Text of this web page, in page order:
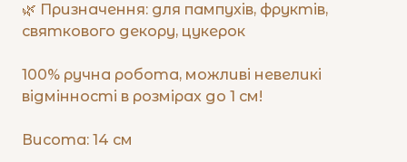
🌿 Призначення: для пампухів, фруктів,
святкового декору, цукерок
100% ручна робота, можливі невеликі
відмінності в розмірах до 1 см!
Висота: 14 см